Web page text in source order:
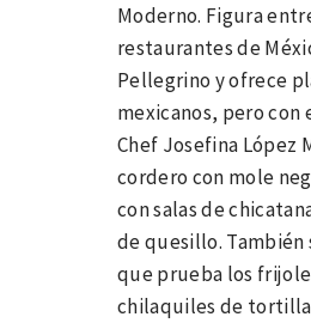
Moderno. Figura
restaurantes de
Pellegrino y ofrece
mexicanos, pero
Chef Josefina López
cordero con mole
con salas de
de quesillo. También
que prueba los
chilaquiles de tortilla